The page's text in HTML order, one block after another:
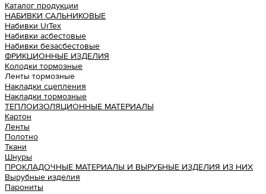
Каталог продукции
НАБИВКИ САЛЬНИКОВЫЕ
Набивки UrTex
Набивки асбестовые
Набивки безасбестовые
ФРИКЦИОННЫЕ ИЗДЕЛИЯ
Колодки тормозные
Ленты тормозные
Накладки сцепления
Накладки тормозные
ТЕПЛОИЗОЛЯЦИОННЫЕ МАТЕРИАЛЫ
Картон
Ленты
Полотно
Ткани
Шнуры
ПРОКЛАДОЧНЫЕ МАТЕРИАЛЫ И ВЫРУБНЫЕ ИЗДЕЛИЯ ИЗ НИХ
Вырубные изделия
Парониты